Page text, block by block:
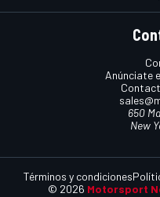
Anúnciate
650
New
© 2026 Motorsport
Términos y condiciones